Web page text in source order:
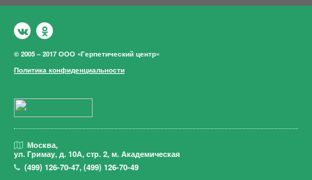
© 2005 – 2017 ООО «Герпетический центр»
Политика конфиденциальности
Москва,
ул. Гримау, д. 10А, стр. 2, м. Академическая
(499)126-70-47,(499)126-70-49